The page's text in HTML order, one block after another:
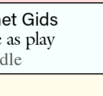
Gids
play